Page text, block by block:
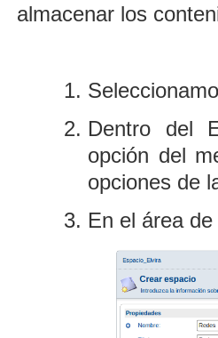
almacenar los
Dentro del
opción del
opciones de
En el área